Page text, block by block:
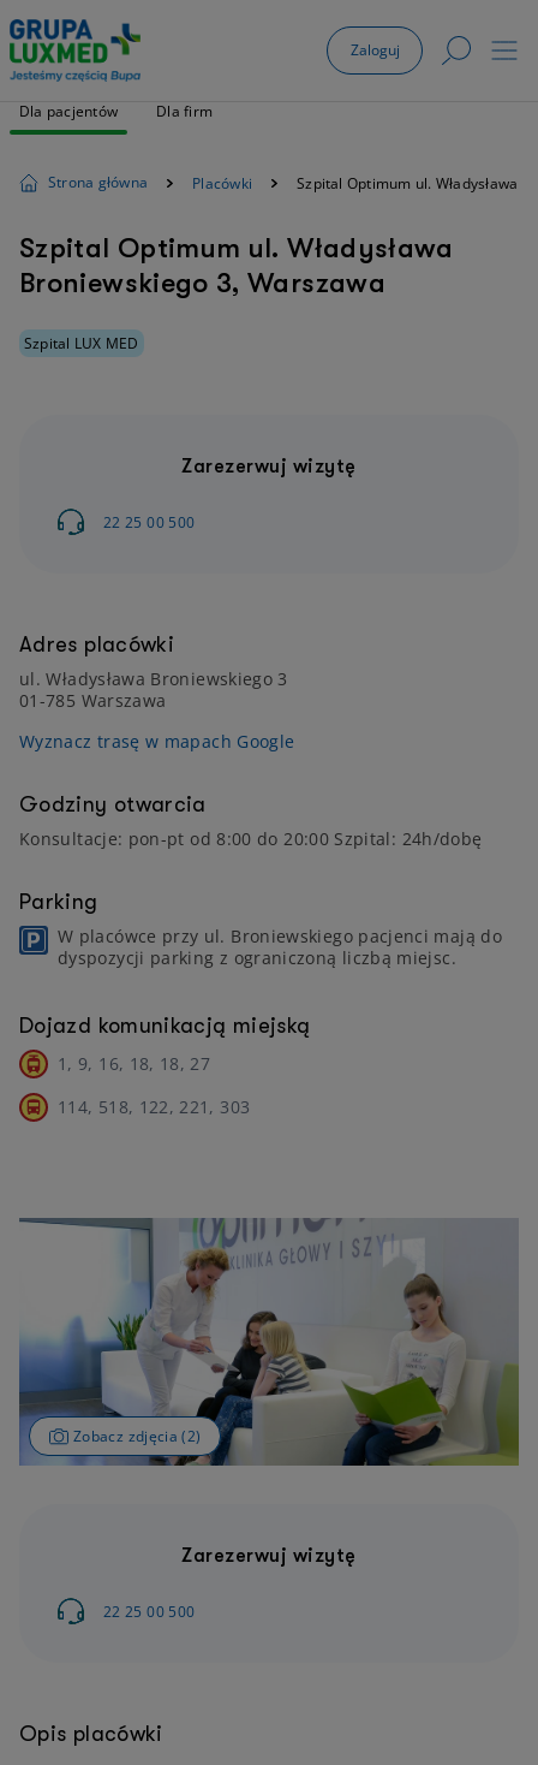
Zaloguj
Dla pacjentów Dla firm
Strona główna Placówki Szpital Optimum ul. Władysława
Szpital Optimum ul. Władysława
Broniewskiego 3, Warszawa
Szpital LUX MED
Adres placówki
ul. Władysława Broniewskiego 3
01-785 Warszawa
Wyznacz trasę w mapach Google
Godziny otwarcia
Konsultacje: pon-pt od 8:00 do 20:00 Szpital: 24h/dobę
Parking
W placówce przy ul. Broniewskiego pacjenci mają do
dyspozycji parking z ograniczoną liczbą miejsc.
Dojazd komunikacją miejską
1, 9, 16, 18, 18, 27
114, 518, 122, 221, 303
Zobacz zdjęcia (2)
Zarezerwuj wizytę
22 25 00 500
Opis placówki
Zarezerwuj wizytę
22 25 00 500